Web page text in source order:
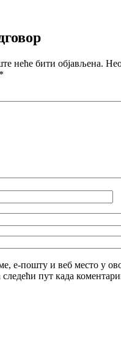
неће бити објављена.
*
е-пошту и веб место у
следећи пут када